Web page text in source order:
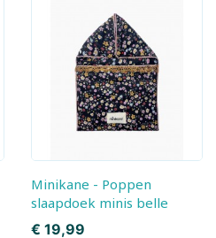
Minikane - Poppen
slaapdoek minis belle
Prijs
€ 19,99